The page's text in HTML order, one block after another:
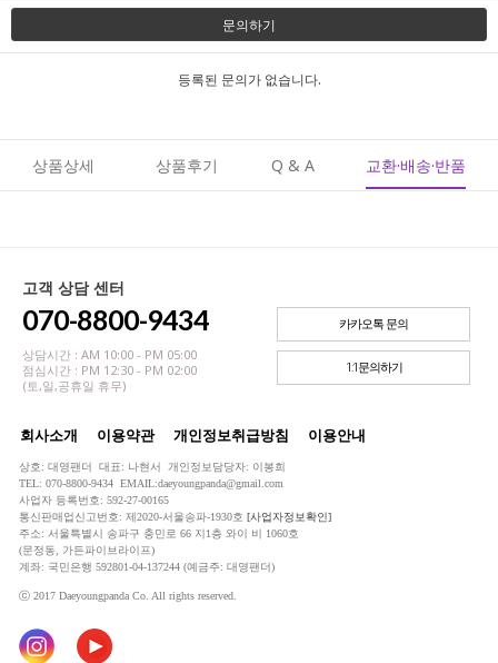
문의하기
등록된 문의가 없습니다.
상품상세 상품후기 Q & A 교환·배송·반품
고객 상담 센터
070-8800-9434
상담시간 : AM 10:00 - PM 05:00
점심시간 : PM 12:30 - PM 02:00
(토,일,공휴일 휴무)
카카오톡 문의
1:1문의하기
회사소개 이용약관 개인정보취급방침 이용안내
상호: 대영팬더 대표: 나현서 개인정보담당자: 이봉희
TEL: 070-8800-9434 EMAIL:daeyoungpanda@gmail.com
사업자 등록번호: 592-27-00165
통신판매업신고번호: 제2020-서울송파-1930호 [사업자정보확인]
주소: 서울특별시 송파구 충민로 66 지1층 와이 비 1060호
(문정동, 가든파이브라이프)
계좌: 국민은행 592801-04-137244 (예금주: 대영팬더)
ⓒ 2017 Daeyoungpanda Co. All rights reserved.